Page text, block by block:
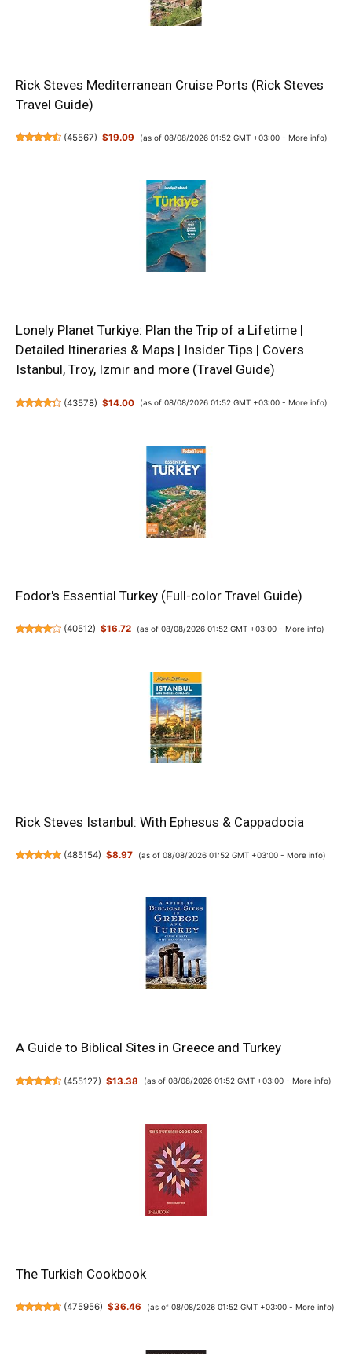
Rick Steves Mediterranean Cruise Ports (Rick Steves
Travel Guide)
(45567) $19.09 (as of 08/08/2026 01:52 GMT +03:00 - More info)
Lonely Planet Turkiye: Plan the Trip of a Lifetime |
Detailed Itineraries & Maps | Insider Tips | Covers
Istanbul, Troy, Izmir and more (Travel Guide)
(43578) $14.00 (as of 08/08/2026 01:52 GMT +03:00 - More info)
Fodor's Essential Turkey (Full-color Travel Guide)
(40512) $16.72 (as of 08/08/2026 01:52 GMT +03:00 - More info)
Rick Steves Istanbul: With Ephesus & Cappadocia
(485154) $8.97 (as of 08/08/2026 01:52 GMT +03:00 - More info)
A Guide to Biblical Sites in Greece and Turkey
(455127) $13.38 (as of 08/08/2026 01:52 GMT +03:00 - More info)
The Turkish Cookbook
(475956) $36.46 (as of 08/08/2026 01:52 GMT +03:00 - More info)